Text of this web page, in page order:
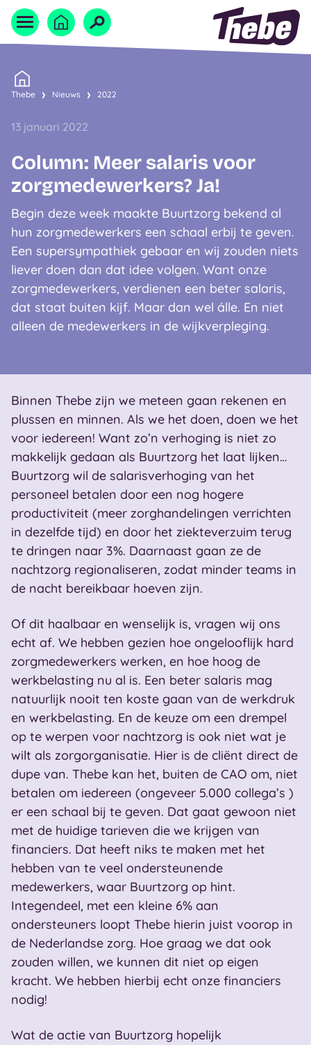
Home
Naar homepage
Thebe Nieuws 2022
13 januari 2022
Column: Meer salaris voor
zorgmedewerkers? Ja!
Begin deze week maakte Buurtzorg bekend al
hun zorgmedewerkers een schaal erbij te geven.
Een supersympathiek gebaar en wij zouden niets
liever doen dan dat idee volgen. Want onze
zorgmedewerkers, verdienen een beter salaris,
dat staat buiten kijf. Maar dan wel álle. En niet
alleen de medewerkers in de wijkverpleging.
Binnen Thebe zijn we meteen gaan rekenen en
plussen en minnen. Als we het doen, doen we het
voor iedereen! Want zo’n verhoging is niet zo
makkelijk gedaan als Buurtzorg het laat lijken…
Buurtzorg wil de salarisverhoging van het
personeel betalen door een nog hogere
productiviteit (meer zorghandelingen verrichten
in dezelfde tijd) en door het ziekteverzuim terug
te dringen naar 3%. Daarnaast gaan ze de
nachtzorg regionaliseren, zodat minder teams in
de nacht bereikbaar hoeven zijn.
Of dit haalbaar en wenselijk is, vragen wij ons
echt af. We hebben gezien hoe ongelooflijk hard
zorgmedewerkers werken, en hoe hoog de
werkbelasting nu al is. Een beter salaris mag
natuurlijk nooit ten koste gaan van de werkdruk
en werkbelasting. En de keuze om een drempel
op te werpen voor nachtzorg is ook niet wat je
wilt als zorgorganisatie. Hier is de cliënt direct de
dupe van. Thebe kan het, buiten de CAO om, niet
betalen om iedereen (ongeveer 5.000 collega’s )
er een schaal bij te geven. Dat gaat gewoon niet
met de huidige tarieven die we krijgen van
financiers. Dat heeft niks te maken met het
hebben van te veel ondersteunende
medewerkers, waar Buurtzorg op hint.
Integendeel, met een kleine 6% aan
ondersteuners loopt Thebe hierin juist voorop in
de Nederlandse zorg. Hoe graag we dat ook
zouden willen, we kunnen dit niet op eigen
kracht. We hebben hierbij echt onze financiers
nodig!
Wat de actie van Buurtzorg hopelijk